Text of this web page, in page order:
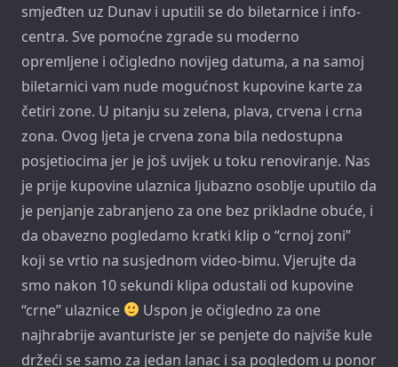
smjeđten uz Dunav i uputili se do biletarnice i info-
centra. Sve pomoćne zgrade su moderno
opremljene i očigledno novijeg datuma, a na samoj
biletarnici vam nude mogućnost kupovine karte za
četiri zone. U pitanju su zelena, plava, crvena i crna
zona. Ovog ljeta je crvena zona bila nedostupna
posjetiocima jer je još uvijek u toku renoviranje. Nas
je prije kupovine ulaznica ljubazno osoblje uputilo da
je penjanje zabranjeno za one bez prikladne obuće, i
da obavezno pogledamo kratki klip o “crnoj zoni”
koji se vrtio na susjednom video-bimu. Vjerujte da
smo nakon 10 sekundi klipa odustali od kupovine
“crne” ulaznice
Uspon je očigledno za one
najhrabrije avanturiste jer se penjete do najviše kule
držeći se samo za jedan lanac i sa pogledom u ponor